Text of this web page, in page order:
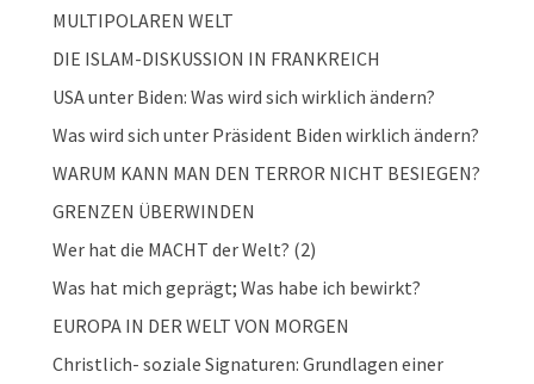
MULTIPOLAREN WELT
DIE ISLAM-DISKUSSION IN FRANKREICH
USA unter Biden: Was wird sich wirklich ändern?
Was wird sich unter Präsident Biden wirklich ändern?
WARUM KANN MAN DEN TERROR NICHT BESIEGEN?
GRENZEN ÜBERWINDEN
Wer hat die MACHT der Welt? (2)
Was hat mich geprägt; Was habe ich bewirkt?
EUROPA IN DER WELT VON MORGEN
Christlich- soziale Signaturen: Grundlagen einer